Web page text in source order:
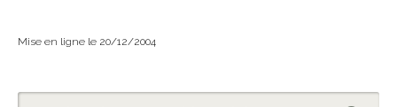
Mise en ligne le 20/12/2004